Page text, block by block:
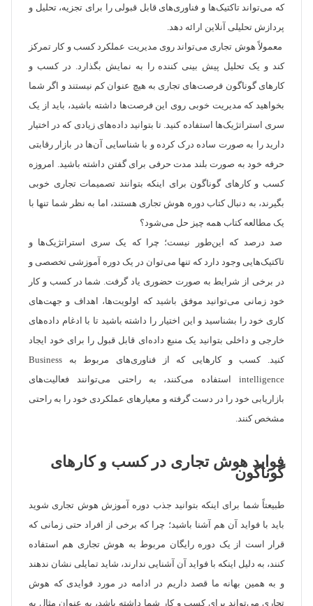
که می‌تواند تاکتیک‌ها و فناوری‌های قابل قبولی را برای تجزیه، تحلیل و
پردازش تحلیلی آنلاین ارائه دهد.
معمولاً هوش تجاری می‌تواند روی مدیریت عملکرد کسب و کار تمرکز
کند و یک تحلیل پیش بینی کننده را به نمایش بگذارد. در کسب و
کارهای گوناگون فرصت‌های تجاری به هیچ عنوان کم نیستند و اگر شما
بخواهید که مدیریت خوبی روی این فرصت‌ها داشته باشید، باید از یک
سری استراتژیک‌ها استفاده کنید. تا بتوانید داده‌های زیادی که در اختیار
دارید را به صورت ساده درک کرده و با شناسایی آن‌ها در بازار رقابتی
حرفه خود به صورت بلند مدت حرفی برای گفتن داشته باشید. امروزه
کسب و کارهای گوناگون برای اینکه بتوانند تصمیمات تجاری خوبی
بگیرند، به دنبال کتاب دوره هوش تجاری هستند، اما به نظر شما تنها با
یک مطالعه کتاب همه چیز حل می‌شود؟
صد درصد که این‌طور نیست؛ چرا که یک سری استراتژیک‌ها و
تاکتیک‌هایی وجود دارد که تنها می‌توان در یک دوره آموزشی تخصصی و
در برخی از شرایط به صورت حضوری یاد گرفت. شما در کسب و کار
خود زمانی می‌توانید موفق باشید که اولویت‌ها، اهداف و جهت‌های
کاری خود را بشناسید و این اختیار را داشته باشید تا با ادغام داده‌های
خارجی و داخلی بتوانید یک منبع داده‌ای قابل قبول را برای خود ایجاد
کنید. کسب و کارهایی که از فناوری‌های مربوط به Business
intelligence استفاده می‌کنند، به راحتی می‌توانند فعالیت‌های
بازاریابی خود را در دست گرفته و معیارهای عملکردی خود را به راحتی
مشخص کنند.
فواید هوش تجاری در کسب و کارهای
گوناگون
طبیعتاً شما برای اینکه بتوانید جذب دوره آموزش هوش تجاری شوید
باید با فواید آن هم آشنا باشید؛ چرا که برخی از افراد حتی زمانی که
قرار است از یک دوره رایگان مربوط به هوش تجاری هم استفاده
کنند، به دلیل اینکه با فواید آن آشنایی ندارند، شاید تمایلی نشان ندهند
و به همین بهانه ما قصد داریم در ادامه در مورد فوایدی که هوش
تجاری می‌تواند برای کسب و کار شما داشته باشد، به عنوان مثال به